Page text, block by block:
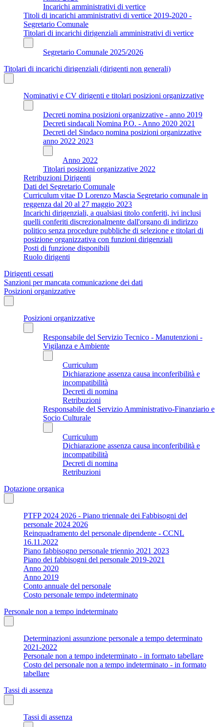
Incarichi amministrativi di vertice
Titoli di incarichi amministrativi di vertice 2019-2020 -
Segretario Comunale
Titolari di incarichi dirigenziali amministrativi di vertice
Segretario Comunale 2025/2026
Titolari di incarichi dirigenziali (dirigenti non generali)
Nominativi e CV dirigenti e titolari posizioni organizzative
Decreti nomina posizioni organizzative - anno 2019
Decreti sindacali Nomina P.O. - Anno 2020 2021
Decreti del Sindaco nomina posizioni organizzative
anno 2022 2023
Anno 2022
Titolari posizioni organizzative 2022
Retribuzioni Dirigenti
Dati del Segretario Comunale
Curriculum vitae D Lorenzo Mascia Segretario comunale in
reggenza dal 20 al 27 maggio 2023
Incarichi dirigenziali, a qualsiasi titolo conferiti, ivi inclusi
quelli conferiti discrezionalmente dall'organo di indirizzo
politico senza procedure pubbliche di selezione e titolari di
posizione organizzativa con funzioni dirigenziali
Posti di funzione disponibili
Ruolo dirigenti
Dirigenti cessati
Sanzioni per mancata comunicazione dei dati
Posizioni organizzative
Posizioni organizzative
Responsabile del Servizio Tecnico - Manutenzioni -
Vigilanza e Ambiente
Curriculum
Dichiarazione assenza causa inconferibilità e
incompatibilità
Decreti di nomina
Retribuzioni
Responsabile del Servizio Amministrativo-Finanziario e
Socio Culturale
Curriculum
Dichiarazione assenza causa inconferibilità e
incompatibilità
Decreti di nomina
Retribuzioni
Dotazione organica
PTFP 2024 2026 - Piano triennale dei Fabbisogni del
personale 2024 2026
Reinquadramento del personale dipendente - CCNL
16.11.2022
Piano fabbisogno personale triennio 2021 2023
Piano dei fabbisogni del personale 2019-2021
Anno 2020
Anno 2019
Conto annuale del personale
Costo personale tempo indeterminato
Personale non a tempo indeterminato
Determinazioni assunzione personale a tempo determinato
2021-2022
Personale non a tempo indeterminato - in formato tabellare
Costo del personale non a tempo indeterminato - in formato
tabellare
Tassi di assenza
Tassi di assenza